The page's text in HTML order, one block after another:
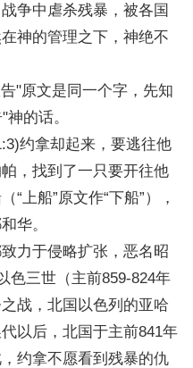
争中虐杀残暴，被各国
神的管理之下，神绝不
原文是同一个字，先知
的话。
约拿却起来，要逃往他
，找到了一只要开往他
“上船”原文作“下船”），
华。
力于侵略扩张，恶名昭
色三世（主前859-824年
战，北国以色列的亚哈
以后，北国于主前841年
约拿不愿看到残暴的仇